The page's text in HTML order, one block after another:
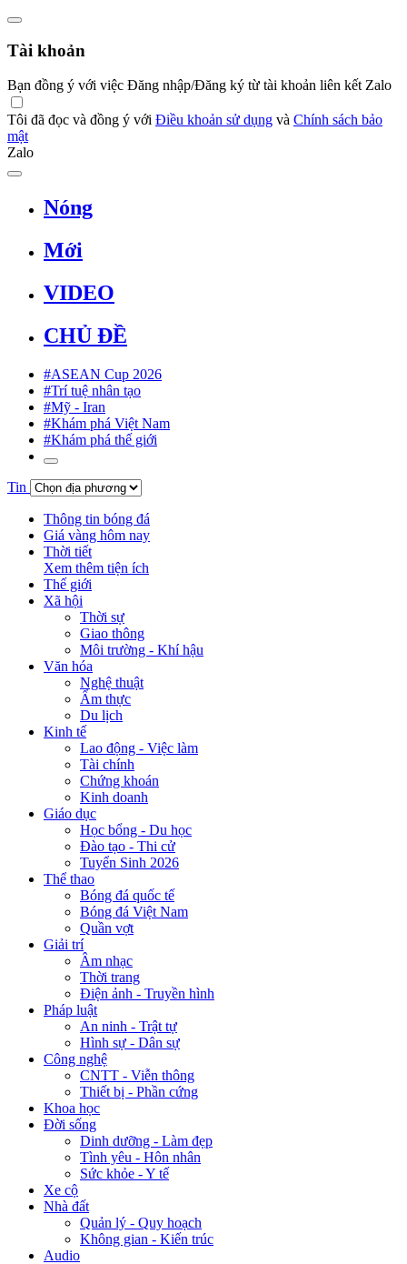
Tài khoản
Bạn đồng ý với việc Đăng nhập/Đăng ký từ tài khoản liên kết Zalo
Tôi đã đọc và đồng ý với Điều khoản sử dụng và Chính sách bảo
mật
Zalo
Nóng
Mới
VIDEO
CHỦ ĐỀ
#ASEAN Cup 2026
#Trí tuệ nhân tạo
#Mỹ - Iran
#Khám phá Việt Nam
#Khám phá thế giới
Tin
Thông tin bóng đá
Giá vàng hôm nay
Thời tiết
Xem thêm tiện ích
Thế giới
Xã hội
Thời sự
Giao thông
Môi trường - Khí hậu
Văn hóa
Nghệ thuật
Ẩm thực
Du lịch
Kinh tế
Lao động - Việc làm
Tài chính
Chứng khoán
Kinh doanh
Giáo dục
Học bổng - Du học
Đào tạo - Thi cử
Tuyển Sinh 2026
Thể thao
Bóng đá quốc tế
Bóng đá Việt Nam
Quần vợt
Giải trí
Âm nhạc
Thời trang
Điện ảnh - Truyền hình
Pháp luật
An ninh - Trật tự
Hình sự - Dân sự
Công nghệ
CNTT - Viễn thông
Thiết bị - Phần cứng
Khoa học
Đời sống
Dinh dưỡng - Làm đẹp
Tình yêu - Hôn nhân
Sức khỏe - Y tế
Xe cộ
Nhà đất
Quản lý - Quy hoạch
Không gian - Kiến trúc
Audio